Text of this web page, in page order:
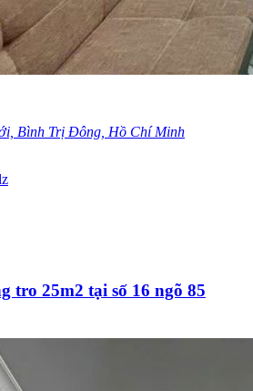
Bình Trị Đông, Hồ Chí Minh
tro 25m2 tại số 16 ngõ 85